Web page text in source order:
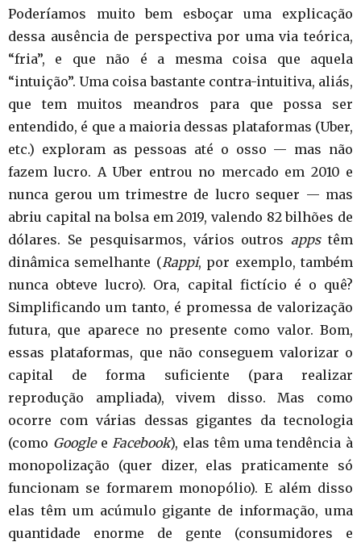
Poderíamos muito bem esboçar uma explicação
dessa ausência de perspectiva por uma via teórica,
“fria”, e que não é a mesma coisa que aquela
“intuição”. Uma coisa bastante contra-intuitiva, aliás,
que tem muitos meandros para que possa ser
entendido, é que a maioria dessas plataformas (Uber,
etc.) exploram as pessoas até o osso — mas não
fazem lucro. A Uber entrou no mercado em 2010 e
nunca gerou um trimestre de lucro sequer — mas
abriu capital na bolsa em 2019, valendo 82 bilhões de
dólares. Se pesquisarmos, vários outrosappstêm
dinâmica semelhante (Rappi, por exemplo, também
nunca obteve lucro). Ora, capital fictício é o quê?
Simplificando um tanto, é promessa de valorização
futura, que aparece no presente como valor. Bom,
essas plataformas, que não conseguem valorizar o
capital de forma suficiente (para realizar
reprodução ampliada), vivem disso. Mas como
ocorre com várias dessas gigantes da tecnologia
(como Googlee Facebook), elas têm uma tendência à
monopolização (quer dizer, elas praticamente só
funcionam se formarem monopólio). E além disso
elas têm um acúmulo gigante de informação, uma
quantidade enorme de gente (consumidores e